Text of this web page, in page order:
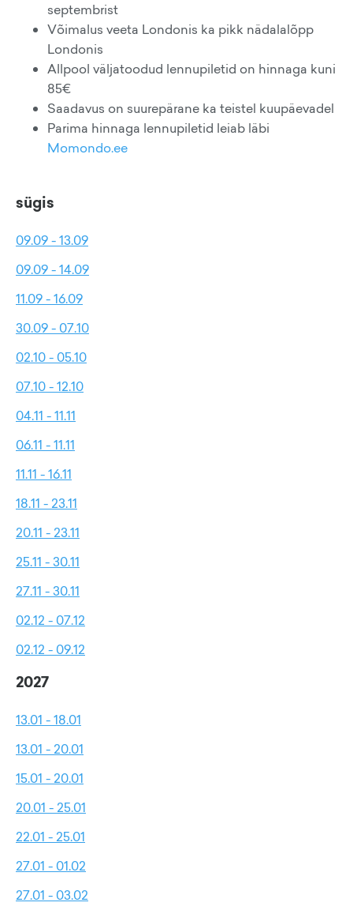
septembrist
Võimalus veeta Londonis ka pikk nädalalõpp
Londonis
Allpool väljatoodud lennupiletid on hinnaga kuni
85€
Saadavus on suurepärane ka teistel kuupäevadel
Parima hinnaga lennupiletid leiab läbi
Momondo.ee
sügis
09.09 - 13.09
09.09 - 14.09
11.09 - 16.09
30.09 - 07.10
02.10 - 05.10
07.10 - 12.10
04.11 - 11.11
06.11 - 11.11
11.11 - 16.11
18.11 - 23.11
20.11 - 23.11
25.11 - 30.11
27.11 - 30.11
02.12 - 07.12
02.12 - 09.12
2027
13.01 - 18.01
13.01 - 20.01
15.01 - 20.01
20.01 - 25.01
22.01 - 25.01
27.01 - 01.02
27.01 - 03.02